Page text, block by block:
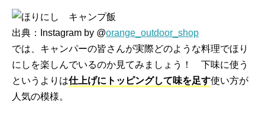
出典：Instagram by @orange_outdoor_shop
では、キャンパーの皆さんが実際どのような料理でほり
にしを楽しんでいるのか見てみましょう！ 下味に使う
というよりは仕上げにトッピングして味を足す使い方が
人気の模様。